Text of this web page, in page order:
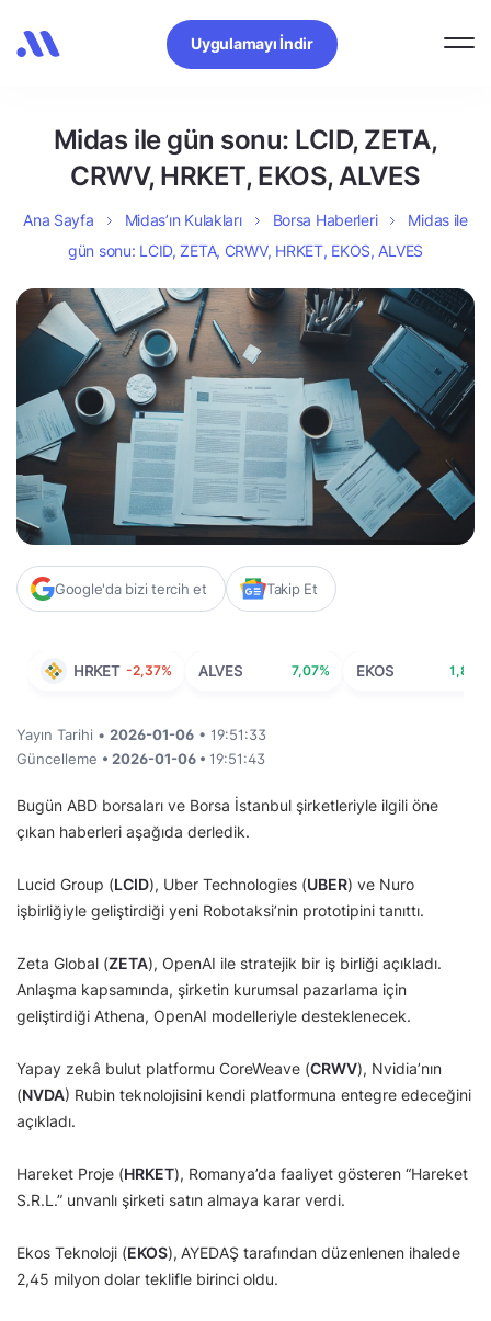
Uygulamayı İndir
Midas ile gün sonu: LCID, ZETA,
CRWV, HRKET, EKOS, ALVES
Ana Sayfa Midas’ın Kulakları Borsa Haberleri
Midas ile
gün sonu: LCID, ZETA, CRWV, HRKET, EKOS, ALVES
Google'da bizi tercih et Takip Et
HRKET -2,37% ALVES 7,07% EKOS 1,86%
Yayın Tarihi • 2026-01-06 • 19:51:33
Güncelleme • 2026-01-06 • 19:51:43
Bugün ABD borsaları ve Borsa İstanbul şirketleriyle ilgili öne
çıkan haberleri aşağıda derledik.
Lucid Group (LCID), Uber Technologies (UBER) ve Nuro
işbirliğiyle geliştirdiği yeni Robotaksi’nin prototipini tanıttı.
Zeta Global (ZETA), OpenAI ile stratejik bir iş birliği açıkladı.
Anlaşma kapsamında, şirketin kurumsal pazarlama için
geliştirdiği Athena, OpenAI modelleriyle desteklenecek.
Yapay zekâ bulut platformu CoreWeave (CRWV), Nvidia’nın
(NVDA) Rubin teknolojisini kendi platformuna entegre edeceğini
açıkladı.
Hareket Proje (HRKET), Romanya’da faaliyet gösteren “Hareket
S.R.L.” unvanlı şirketi satın almaya karar verdi.
Ekos Teknoloji (EKOS), AYEDAŞ tarafından düzenlenen ihalede
2,45 milyon dolar teklifle birinci oldu.